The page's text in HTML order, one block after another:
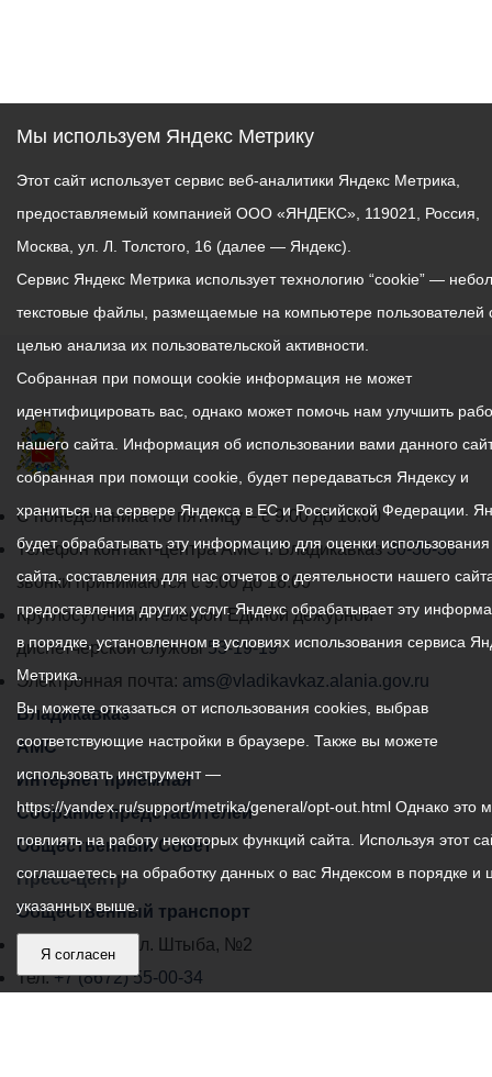
График
работы
администрации
местного
самоуправления
города
Владикавказ:
С понедельника по пятницу – с 9.00 до 18.00
Телефон контакт-центра АМС г. Владикавказ30-30-30
звонки принимаются с 9:00 до 18:00
Круглосуточный телефон Единой дежурной
диспетчерской службы53-19-19
Электронная почта: ams@vladikavkaz.alania.gov.ru
Владикавказ
АМС
Интернет приемная
Собрание представителей
Общественный Совет
Пресс-центр
Общественный транспорт
Владикавказ, пл. Штыба, №2
Тел:+7 (8672) 55-00-34
Мы используем Яндекс Метрику
Этот сайт использует сервис веб-аналитики Яндекс Метрика,
предоставляемый компанией ООО «ЯНДЕКС», 119021, Россия,
Москва, ул. Л. Толстого, 16 (далее — Яндекс).
Сервис Яндекс Метрика использует технологию “cookie” —
текстовые файлы, размещаемые на компьютере пользователей
целью анализа их пользовательской активности.
Собранная при помощи cookie информация не может
идентифицировать вас, однако может помочь нам улучшить
нашего сайта. Информация об использовании вами данного
собранная при помощи cookie, будет передаваться Яндексу и
храниться на сервере Яндекса в ЕС и Российской Федерации.
будет обрабатывать эту информацию для оценки
сайта, составления для нас отчетов о деятельности нашего
предоставления других услуг. Яндекс обрабатывает эту
в порядке, установленном в условиях использования сервиса
Метрика.
Вы можете отказаться от использования cookies, выбрав
соответствующие настройки в браузере. Также вы можете
использовать инструмент —
https://yandex.ru/support/metrika/general/opt-out.html Однако это
повлиять на работу некоторых функций сайта. Используя этот
соглашаетесь на обработку данных о вас Яндексом в порядке и
указанных выше.
Я согласен